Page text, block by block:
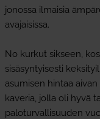
jonossa ilmaisia
avajaisissa.
No kurkut sikseen,
sisäsyntyisesti
asumisen hintaa
kaveria, jolla oli hyvä
paloturvallisuuden